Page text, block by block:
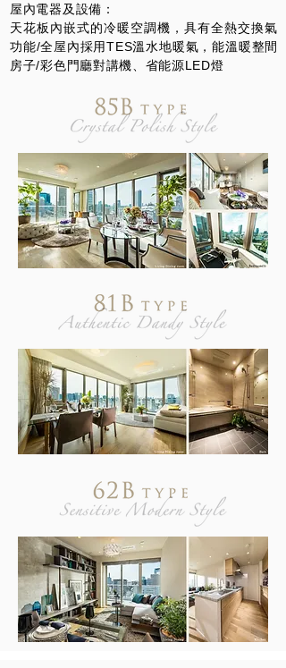
屋內電器及設備：
天花板內嵌式的冷暖空調機，具有全熱交換氣
功能/全屋內採用TES溫水地暖氣，能溫暖整間
房子/彩色門廳對講機、省能源LED燈